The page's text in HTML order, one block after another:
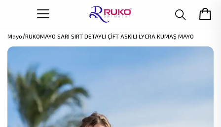
Mayo RUKOMAYO SARI SIRT DETAYLI ÇİFT ASKILI LYCRA KUMAŞ MAYO